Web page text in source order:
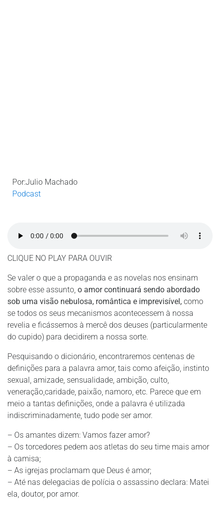
Por:Julio Machado
Podcast
CLIQUE NO PLAY PARA OUVIR
Se valer o que a propaganda e as novelas nos ensinam
sobre esse assunto, o amor continuará sendo abordado
sob uma visão nebulosa, romântica e imprevisível, como
se todos os seus mecanismos acontecessem à nossa
revelia e ficássemos à mercê dos deuses (particularmente
do cupido) para decidirem a nossa sorte.
Pesquisando o dicionário, encontraremos centenas de
definições para a palavra amor, tais como afeição, instinto
sexual, amizade, sensualidade, ambição, culto,
veneração,caridade, paixão, namoro, etc. Parece que em
meio a tantas definições, onde a palavra é utilizada
indiscriminadamente, tudo pode ser amor.
– Os amantes dizem: Vamos fazer amor?
– Os torcedores pedem aos atletas do seu time mais amor
à camisa;
– As igrejas proclamam que Deus é amor;
– Até nas delegacias de polícia o assassino declara: Matei
ela, doutor, por amor.